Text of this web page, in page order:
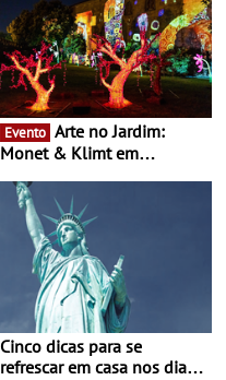
Evento
Monet & Klimt em
ao final de Setembro -
Experiência luminosa no
jardim do Museu de
Alberto Sampaio
Cinco dicas para se
refrescar em casa nos dias